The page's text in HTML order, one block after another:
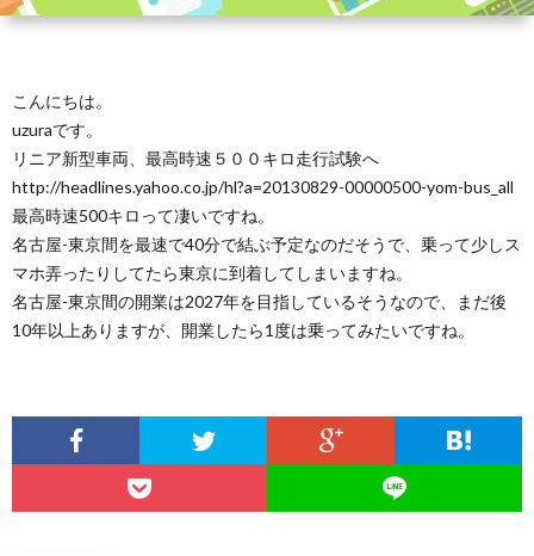
こんにちは。
uzuraです。
リニア新型車両、最高時速５００キロ走行試験へ
http://headlines.yahoo.co.jp/hl?a=20130829-00000500-yom-bus_all
最高時速500キロって凄いですね。
名古屋-東京間を最速で40分で結ぶ予定なのだそうで、乗って少しス
マホ弄ったりしてたら東京に到着してしまいますね。
名古屋-東京間の開業は2027年を目指しているそうなので、まだ後
10年以上ありますが、開業したら1度は乗ってみたいですね。